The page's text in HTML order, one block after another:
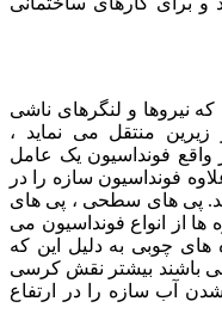
نیروها و لنگرهای ناشی
منتقل می نماید ،
واقع فونداسیون یک عامل
فونداسیون سازه را در
پی های سطحی ، پی های
از انواع فونداسیون می
های چوبی به دلیل این که
باشند بیشتر نقش کرسی
آب سازه را در ارتفاع